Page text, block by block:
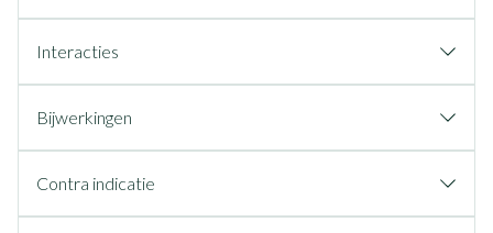
Interacties
Bijwerkingen
Contra indicatie